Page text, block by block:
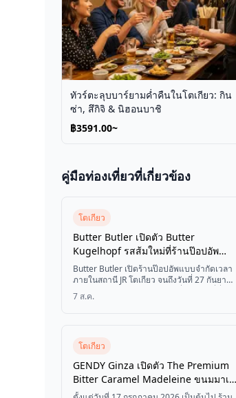
ทัวร์ตะลุบบาร์ยามค่ำคืนในโตเกียว: กิน
ซ่า, สึกิจิ & นิฮอนบาชิ
฿3591.00~
คู่มือท่องเที่ยวที่เกี่ยวข้อง
โตเกียว
Butter Butler เปิดตัว Butter
Kugelhopf รสส้มใหม่ที่ร้านป๊อปอัพ
สถานี JR โตเกียว
Butter Butler เปิดร้านป๊อปอัพแบบจำกัดเวลา
ภายในสถานี JR โตเกียว จนถึงวันที่ 27 กันยายน
2026 พบกับขนมใหม่สุดพิเศษที่มีเฉพาะที่นี่
เท่านั้นอย่าง Butter Kugelhopf (รสส้ม) ที่ทำ
7 ส.ค.
โตเกียว
GENDY Ginza เปิดตัว The Premium
Bitter Caramel Madeleine ขนมมาเด
ลีนระดับพรีเมียมสำหรับสุภาพบุรุษ